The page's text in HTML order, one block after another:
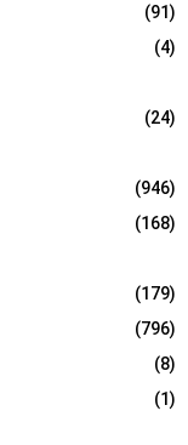
R
C
H
(91)
(4)
(24)
(946)
(168)
(179)
(796)
(8)
(1)